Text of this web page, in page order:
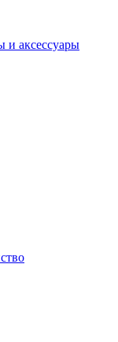
и аксессуары